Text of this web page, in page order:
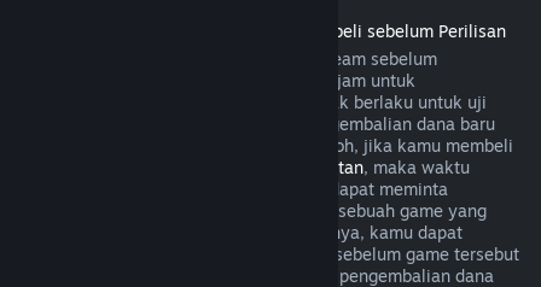
Pengembalian Dana untuk Game yang Dibeli sebelum Perilisan
Ketika kamu membeli sebuah game di Steam sebelum
perilisannya, aturan bermain selama dua jam untuk
pengembalian dana akan diterapkan (tidak berlaku untuk uji
beta). Namun, periode 14 hari untuk pengembalian dana baru
dimulai sejak produk dirilis. Sebagai contoh, jika kamu membeli
Akses Lanjutan, maka waktu
bermain dua jam akan diterapkan untuk dapat meminta
pengembalian dana. Jika kamu pre-order sebuah game yang
tidak dapat dimainkan sebelum perilisannya, kamu dapat
meminta pengembalian dana kapan saja sebelum game tersebut
dirilis, dan periode 14 hari/dua jam untuk pengembalian dana